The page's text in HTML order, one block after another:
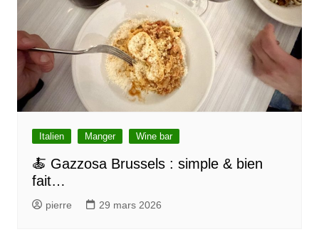
Italien Manger Wine bar
🍝 Gazzosa Brussels : simple & bien
fait…
pierre 29 mars 2026